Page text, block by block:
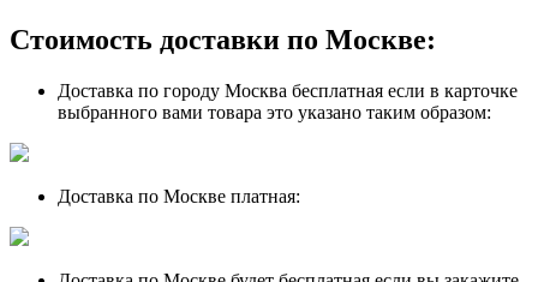
Стоимость доставки по Москве:
Доставка по городу Москва бесплатная если в карточке
выбранного вами товара это указано таким образом:
Доставка по Москве платная: